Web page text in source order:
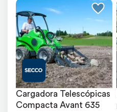
Cargadora Telescópicas
Compacta Avant 635